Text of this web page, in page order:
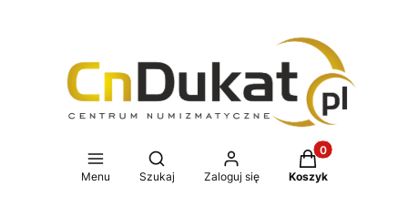
Menu
Otwórz wyszukiwarkę
Szukaj Zaloguj się
Produkty w
Koszyk